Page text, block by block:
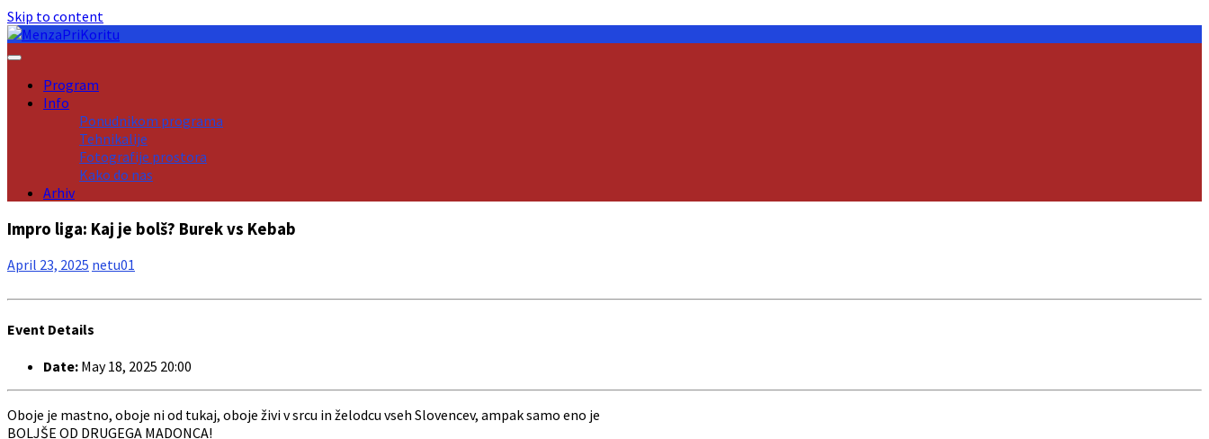
Skip to content
Program
Info
Ponudnikom programa
Tehnikalije
Fotografije prostora
Kako do nas
Arhiv
Impro liga: Kaj je bolš? Burek vs Kebab
April 23, 2025 netu01
Event Details
Date: May 18, 2025 20:00
Oboje je mastno, oboje ni od tukaj, oboje živi v srcu in želodcu vseh Slovencev, ampak samo eno je
BOLJŠE OD DRUGEGA MADONCA!